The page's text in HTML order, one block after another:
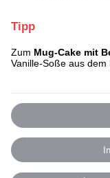
Tipp
Zum Mug-Cake mit
Vanille-Soße aus dem